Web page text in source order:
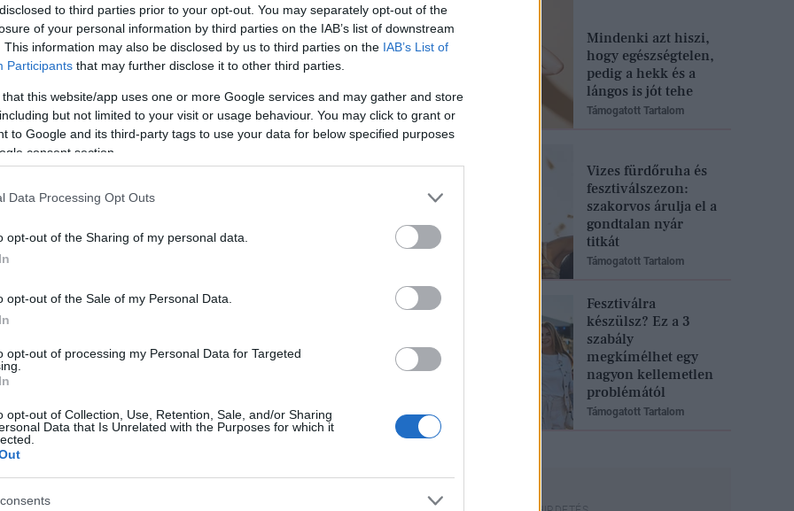
to third parties prior to your opt-out. You may separately opt-out of the
of your personal information by third parties on the IAB’s list of downstream
This information may also be disclosed by us to third parties on the IAB’s List of
Participants that may further disclose it to other third parties.
that this website/app uses one or more Google services and may gather and store
but not limited to your visit or usage behaviour. You may click to grant or
to Google and its third-party tags to use your data for below specified purposes
consent section.
Data Processing Opt Outs
opt-out of the Sharing of my personal data.
opt-out of the Sale of my Personal Data.
opt-out of processing my Personal Data for Targeted
opt-out of Collection, Use, Retention, Sale, and/or Sharing
Data that Is Unrelated with the Purposes for which it
kávékapszula (40ml)
aljára. Öntsünk rá 100 ml
3 nagy jégkockát a pohárba.
rá 40 ml kávét, és rázzuk össze,
vattacukorral, vagy
szögletes mályvacukorral.
Mindenki azt hiszi,
hogy egészségtelen,
pedig a hekk és a
lángos is jót tehe
Támogatott Tartalom
Vizes fürdőruha és
fesztiválszezon:
szakorvos árulja el a
gondtalan nyár
titkát
Támogatott Tartalom
Fesztiválra
készülsz? Ez a 3
szabály
megkímélhet egy
nagyon kellemetlen
problémától
Támogatott Tartalom